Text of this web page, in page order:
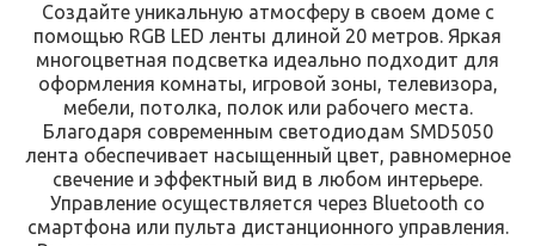
Создайте уникальную атмосферу в своем доме с
помощью RGB LED ленты длиной 20 метров. Яркая
многоцветная подсветка идеально подходит для
оформления комнаты, игровой зоны, телевизора,
мебели, потолка, полок или рабочего места.
Благодаря современным светодиодам SMD5050
лента обеспечивает насыщенный цвет, равномерное
свечение и эффектный вид в любом интерьере.
Управление осуществляется через Bluetooth со
смартфона или пульта дистанционного управления.